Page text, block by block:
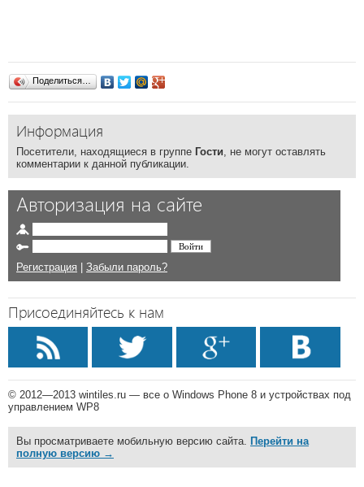
Поделиться…
Информация
Посетители, находящиеся в группе Гости , не могут оставлять
комментарии к данной публикации.
Авторизация на сайте
Регистрация Забыли пароль?
Присоединяйтесь к нам
© 2012—2013 wintiles.ru — все о Windows Phone 8 и устройствах под
управлением WP8
Вы просматриваете мобильную версию сайта. Перейти на
полную версию →